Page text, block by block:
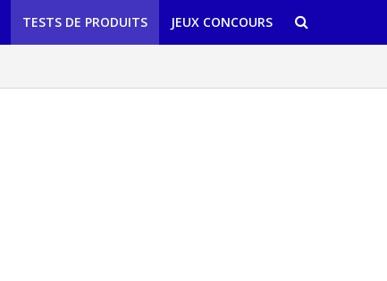
TESTS DE PRODUITS JEUX CONCOURS